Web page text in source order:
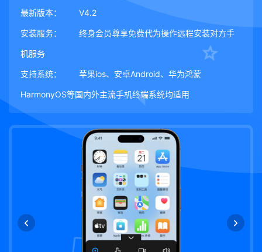
最新版本： V4.2
安装服务： 终身会员尊享免费代为操作远程安装对方手
机服务
支持系统： 苹果ios、安卓Android、华为鸿蒙
HarmonyOS等国内外主流手机终端系统均适用